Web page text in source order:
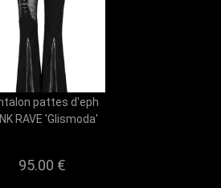
pattes d'eph
RAVE 'Glismoda'
95.00 €